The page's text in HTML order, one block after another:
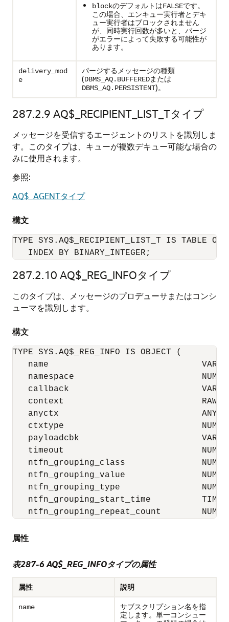
blockのデフォルトはFALSEです。
この場合、エンキュー実行者とデキ
ュー実行者はブロックされません
が、同時実行回数が多いと、パージ
がエラーによって失敗する可能性が
あります。
delivery_mod
e
パージするメッセージの種類
(DBMS_AQ.BUFFEREDまたは
DBMS_AQ.PERSISTENT)。
287.2.9 AQ$_RECIPIENT_LIST_Tタイプ
メッセージを受信するエージェントのリストを識別しま
す。このタイプは、キューが複数デキュー可能な場合の
みに使用されます。
参照:
AQ$_AGENTタイプ
構文
TYPE SYS.AQ$_RECIPIENT_LIST_T IS TABLE OF
   INDEX BY BINARY_INTEGER;
287.2.10 AQ$_REG_INFOタイプ
このタイプは、メッセージのプロデューサまたはコンシ
ューマを識別します。
構文
TYPE SYS.AQ$_REG_INFO IS OBJECT (
name
namespace
callback
context
anyctx
ctxtype
payloadcbk
timeout
ntfn_grouping_class
ntfn_grouping_value
ntfn_grouping_type
ntfn_grouping_start_time
ntfn_grouping_repeat_count
属性
表287-6 AQ$_REG_INFOタイプの属性
属性 説明
name
サブスクリプション名を指
定します。単一コンシュー